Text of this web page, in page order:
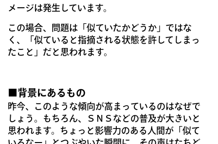
メージは発生しています。
この場合、問題は「似ていたかどうか」ではな
く、「似ていると指摘される状態を許してしまっ
たこと」だと思われます。
■背景にあるもの
昨今、このような傾向が高まっているのはなぜで
しょう。もちろん、ＳＮＳなどの普及が大きいと
思われます。ちょっと影響力のある人間が「似て